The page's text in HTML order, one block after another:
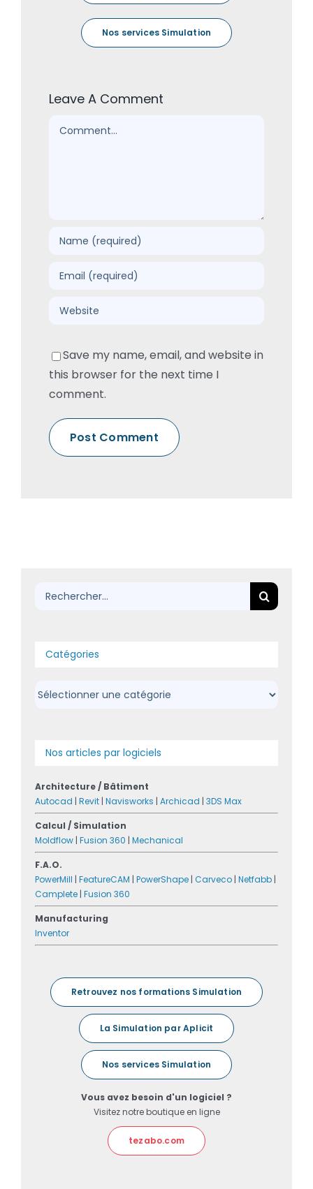
Nos services Simulation
Leave A Comment
Comment
Save my name, email, and website in
this browser for the next time I
comment.
Rechercher:
Catégories
Catégories
Nos articles par logiciels
Architecture / Bâtiment
Autocad | Revit | Navisworks | Archicad | 3DS Max
Calcul / Simulation
Moldflow | Fusion 360 | Mechanical
F.A.O.
PowerMill | FeatureCAM | PowerShape | Carveco | Netfabb |
Camplete | Fusion 360
Manufacturing
Inventor
Retrouvez nos formations Simulation
La Simulation par Aplicit
Nos services Simulation
Vous avez besoin d'un logiciel ?
Visitez notre boutique en ligne
tezabo.com